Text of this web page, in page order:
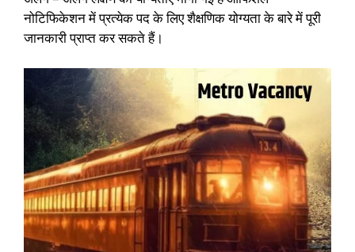
नोटिफिकेशन में प्रत्येक पद के लिए शैक्षणिक योग्यता के बारे में पूरी
जानकारी प्राप्त कर सकते हैं।